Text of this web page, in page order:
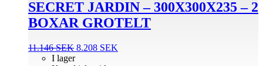
SECRET JARDIN – 300X300X235 – 2
BOXAR GROTELT
11.146SEK Det
8.208 SEK
I lager